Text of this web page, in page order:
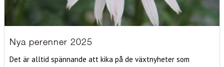
Nya perenner 2025
Det är alltid spännande att kika på de växtnyheter som